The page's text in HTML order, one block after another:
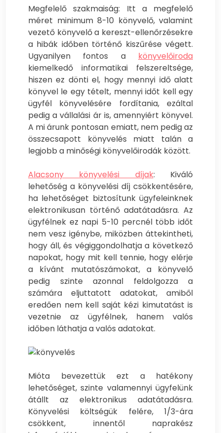
Megfelelő szakmaiság: Itt a megfelelő
méret minimum 8-10 könyvelő, valamint
vezető könyvelő a kereszt-ellenőrzésekre
a hibák időben történő kiszűrése végett.
Ugyanilyen fontos a könyvelőiroda
kiemelkedő informatikai felszereltsége,
hiszen ez dönti el, hogy mennyi idő alatt
könyvel le egy tételt, mennyi időt kell egy
ügyfél könyvelésére fordítania, ezáltal
pedig a vállalási ár is, amennyiért könyvel.
A mi árunk pontosan emiatt, nem pedig az
összecsapott könyvelés miatt talán a
legjobb a minőségi könyvelőirodák között.
Alacsony könyvelési díjak: Kiváló
lehetőség a könyvelési díj csökkentésére,
ha lehetőséget biztosítunk ügyfeleinknek
elektronikusan történő adatátadásra. Az
ügyfélnek ez napi 5-10 percnél több időt
nem vesz igénybe, miközben áttekintheti,
hogy áll, és végiggondolhatja a következő
napokat, hogy mit kell tennie, hogy elérje
a kívánt mutatószámokat, a könyvelő
pedig szinte azonnal feldolgozza a
számára eljuttatott adatokat, amiből
eredően nem kell saját kézi kimutatást is
vezetnie az ügyfélnek, hanem valós
időben láthatja a valós adatokat.
Mióta bevezettük ezt a hatékony
lehetőséget, szinte valamennyi ügyfelünk
átállt az elektronikus adatátadásra.
Könyvelési költségük felére, 1/3-ára
csökkent, innentől naprakész